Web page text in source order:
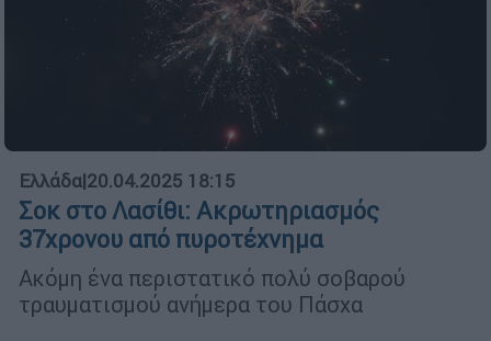
Ελλάδα|20.04.2025 18:15
Σοκ στο Λασίθι: Ακρωτηριασμός
37χρονου από πυροτέχνημα
Ακόμη ένα περιστατικό πολύ σοβαρού
τραυματισμού ανήμερα του Πάσχα